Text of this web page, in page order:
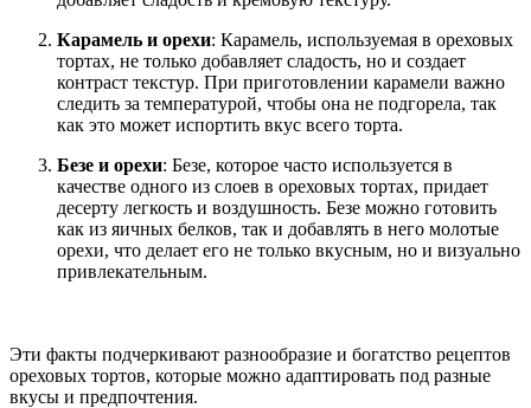
Карамель и орехи: Карамель, используемая в ореховых
тортах, не только добавляет сладость, но и создает
контраст текстур. При приготовлении карамели важно
следить за температурой, чтобы она не подгорела, так
как это может испортить вкус всего торта.
Безе и орехи: Безе, которое часто используется в
качестве одного из слоев в ореховых тортах, придает
десерту легкость и воздушность. Безе можно готовить
как из яичных белков, так и добавлять в него молотые
орехи, что делает его не только вкусным, но и визуально
привлекательным.
Эти факты подчеркивают разнообразие и богатство рецептов
ореховых тортов, которые можно адаптировать под разные
вкусы и предпочтения.